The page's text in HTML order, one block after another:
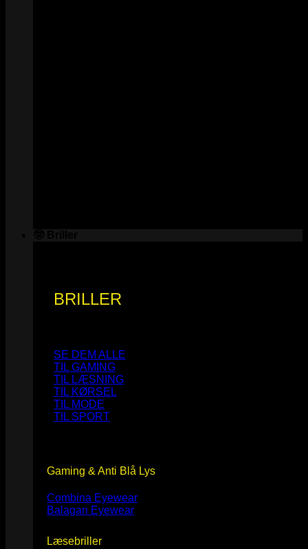
BRILLER
SE DEM ALLE
TIL GAMING
TIL LÆSNING
TIL KØRSEL
TIL MODE
TIL SPORT
Gaming & Anti Blå Lys
Combina Eyewear
Balagan Eyewear
Læsebriller